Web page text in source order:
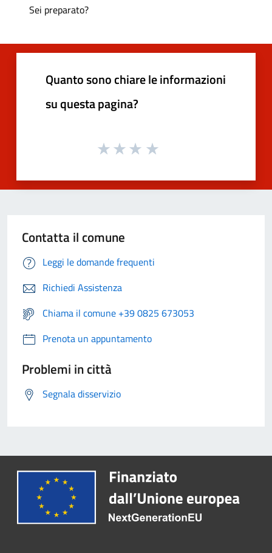
Sei preparato?
Quanto sono chiare le informazioni
su questa pagina?
Contatta il comune
Leggi le domande frequenti
Richiedi Assistenza
Chiama il comune +39 0825 673053
Prenota un appuntamento
Problemi in città
Segnala disservizio